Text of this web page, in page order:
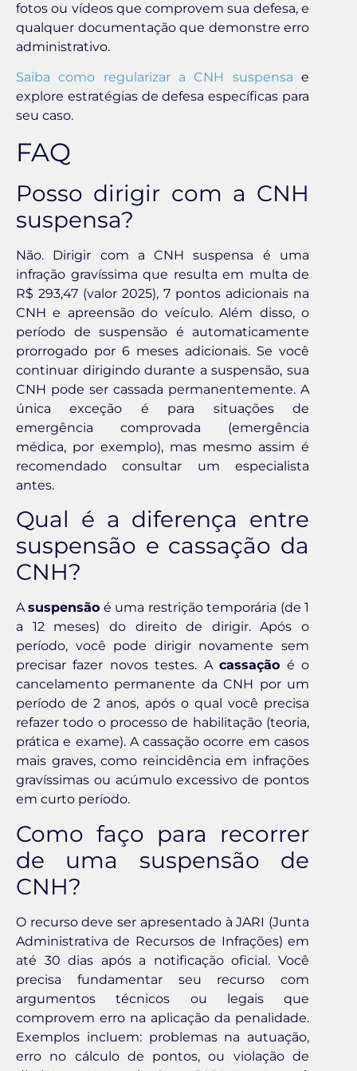
fotos ou vídeos que comprovem sua defesa, e
qualquer documentação que demonstre erro
administrativo.
Saiba como regularizar a CNH suspensa e
explore estratégias de defesa específicas para
seu caso.
FAQ
Posso dirigir com a CNH
suspensa?
Não. Dirigir com a CNH suspensa é uma
infração gravíssima que resulta em multa de
R$ 293,47 (valor 2025), 7 pontos adicionais na
CNH e apreensão do veículo. Além disso, o
período de suspensão é automaticamente
prorrogado por 6 meses adicionais. Se você
continuar dirigindo durante a suspensão, sua
CNH pode ser cassada permanentemente. A
única exceção é para situações de
emergência comprovada (emergência
médica, por exemplo), mas mesmo assim é
recomendado consultar um especialista
antes.
Qual é a diferença entre
suspensão e cassação da
CNH?
Asuspensão é uma restrição temporária (de 1
a 12 meses) do direito de dirigir. Após o
período, você pode dirigir novamente sem
precisar fazer novos testes. Acassação é o
cancelamento permanente da CNH por um
período de 2 anos, após o qual você precisa
refazer todo o processo de habilitação (teoria,
prática e exame). A cassação ocorre em casos
mais graves, como reincidência em infrações
gravíssimas ou acúmulo excessivo de pontos
em curto período.
Como faço para recorrer
de uma suspensão de
CNH?
O recurso deve ser apresentado à JARI (Junta
Administrativa de Recursos de Infrações) em
até 30 dias após a notificação oficial. Você
precisa fundamentar seu recurso com
argumentos técnicos ou legais que
comprovem erro na aplicação da penalidade.
Exemplos incluem: problemas na autuação,
erro no cálculo de pontos, ou violação de